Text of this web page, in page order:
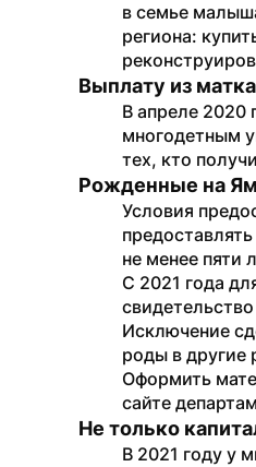
в семье
региона:
Выплату из
В апреле 2020
многодетным
тех, кто
Рожденные на
Условия
не менее пяти
С 2021 года
Исключение
роды в другие
Оформить
сайте
Не только
В 2021 году у